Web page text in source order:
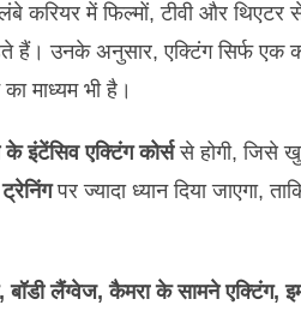
करियर में फिल्मों, टीवी और
हैं। उनके अनुसार, एक्टिंग सिर्फ
माध्यम भी है।
के इंटेंसिव एक्टिंग कोर्ससे होगी, जिसे
पर ज्यादा ध्यान दिया जाएगा,
बॉडी लैंग्वेज, कैमरा के सामने